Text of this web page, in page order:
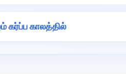
கர்ப்ப காலத்தில்